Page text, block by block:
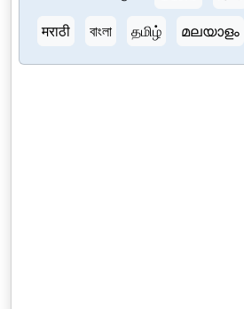
मराठी
বাংলা தமிழ் മലയാളം